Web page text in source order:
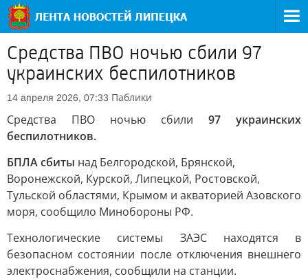
Средства ПВО ночью сбили 97
украинских беспилотников
14 апреля 2026, 07:33 Паблики
Средства ПВО ночью сбили 97 украинских
беспилотников.
БПЛА сбиты над Белгородской, Брянской,
Воронежской, Курской, Липецкой, Ростовской,
Тульской областями, Крымом и акваторией Азовского
моря, сообщило Минобороны РФ.
Технологические системы ЗАЭС находятся в
безопасном состоянии после отключения внешнего
электроснабжения, сообщили на станции.